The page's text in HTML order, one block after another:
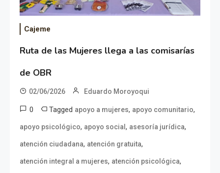
Cajeme
Ruta de las Mujeres llega a las comisarías
de OBR
02/06/2026 Eduardo Moroyoqui
0 Tagged apoyo a mujeres, apoyo comunitario,
apoyo psicológico, apoyo social, asesoría jurídica,
atención ciudadana, atención gratuita,
atención integral a mujeres, atención psicológica,